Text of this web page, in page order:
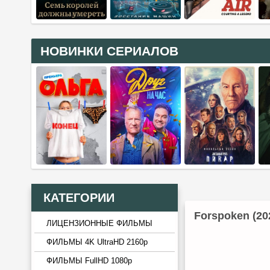
НОВИНКИ СЕРИАЛОВ
КАТЕГОРИИ
ЛИЦЕНЗИОННЫЕ ФИЛЬМЫ
ФИЛЬМЫ 4K UltraHD 2160p
ФИЛЬМЫ FullHD 1080p
Forspoken